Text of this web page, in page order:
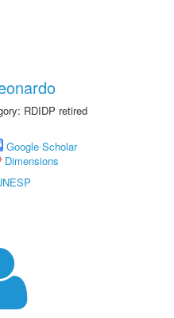
RDIDP retired
Google Scholar
Dimensions